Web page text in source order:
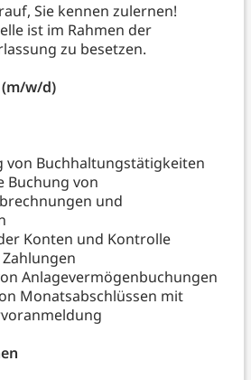
Sie kennen zulernen!
ist im Rahmen der
zu besetzen.
w/d)
von Buchhaltungstätigkeiten
Buchung von
und
Konten und Kontrolle
Anlagevermögenbuchungen
Monatsabschlüssen mit